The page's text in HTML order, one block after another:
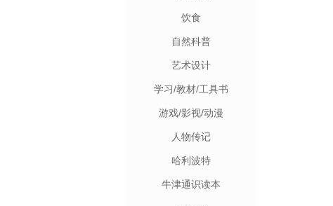
饮食
自然科普
艺术设计
学习/教材/工具书
游戏/影视/动漫
人物传记
哈利波特
牛津通识读本